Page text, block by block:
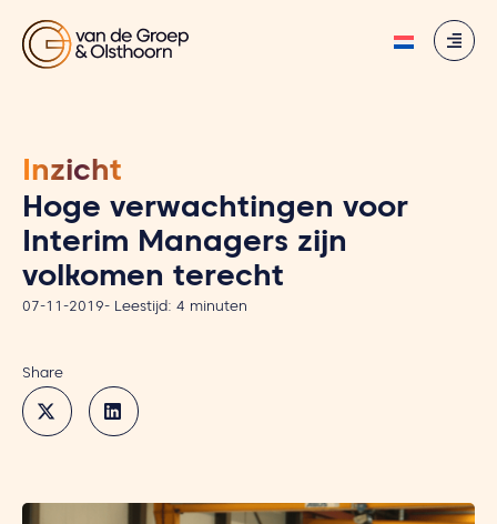
Share
Inzicht
Hoge verwachtingen voor
Interim Managers zijn
volkomen terecht
07-11-2019- Leestijd: 4 minuten